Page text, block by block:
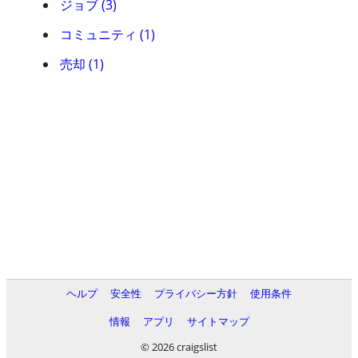
ジョブ (3)
コミュニティ (1)
売却 (1)
ヘルプ 安全性 プライバシー方針
使用条件
情報
アプリ
サイトマップ
© 2026 craigslist